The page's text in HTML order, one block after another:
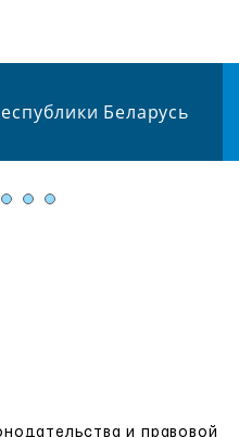
Беларусь
и правовой